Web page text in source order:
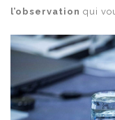
l’observation qui